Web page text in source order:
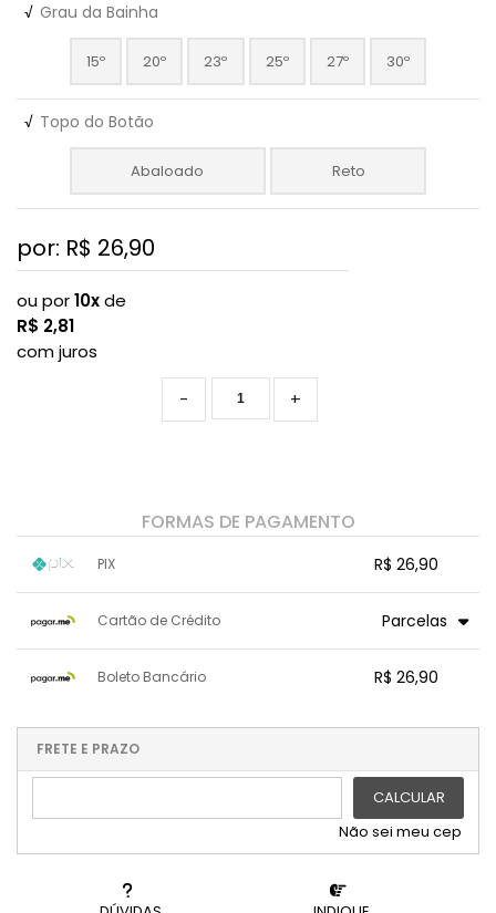
√ Grau da Bainha
15º 20º 23º 25º 27º 30º
√ Topo do Botão
Abaloado Reto
por: R$ 26,90
ou por10xde
R$ 2,81
com juros
+
-
FORMAS DE PAGAMENTO
PIX R$ 26,90
.
Cartão de Crédito Parcelas
2x com juros de R$ 13,99
5x com juros de R$ 5,60
8x com juros de R$ 3,51
.
.
Boleto Bancário R$ 26,90
...
....
FRETE E PRAZO
CALCULAR
Não sei meu cep